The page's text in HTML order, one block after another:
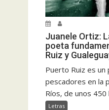
Juanele Ortiz:
poeta
Ruiz y
Puerto Ruiz es un
pescadores en la
Ríos, de unos 450
Letras